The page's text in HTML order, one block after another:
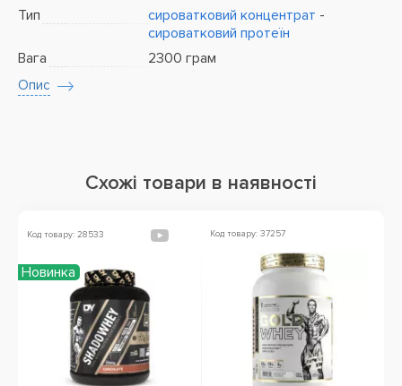
Тип сироватковий концентрат -
сироватковий протеїн
Вага
2300 грам
Опис
Схожі товари в наявності
Код товару: 28533
Новинка
Код товару: 37257